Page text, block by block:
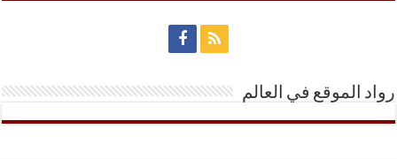
رواد الموقع في العالم